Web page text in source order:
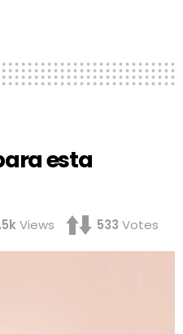
esta
Views 533 Votes